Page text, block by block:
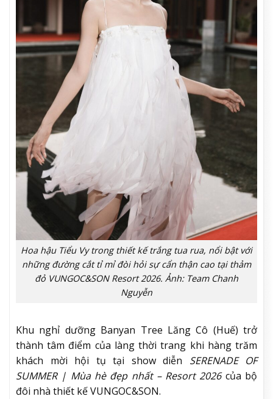
Hoa hậu Tiểu Vy trong thiết kế trắng tua rua, nổi bật với
những đường cắt tỉ mỉ đòi hỏi sự cẩn thận cao tại thảm
đỏ VUNGOC&SON Resort 2026. Ảnh: Team Chanh
Nguyễn
Khu nghỉ dưỡng Banyan Tree Lăng Cô (Huế) trở
thành tâm điểm của làng thời trang khi hàng trăm
khách mời hội tụ tại show diễn SERENADE OF
SUMMER | Mùa hè đẹp nhất – Resort 2026của bộ
đôi nhà thiết kế VUNGOC&SON.